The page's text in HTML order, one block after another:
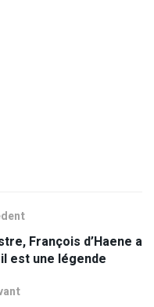
François d’Haene a
est une légende